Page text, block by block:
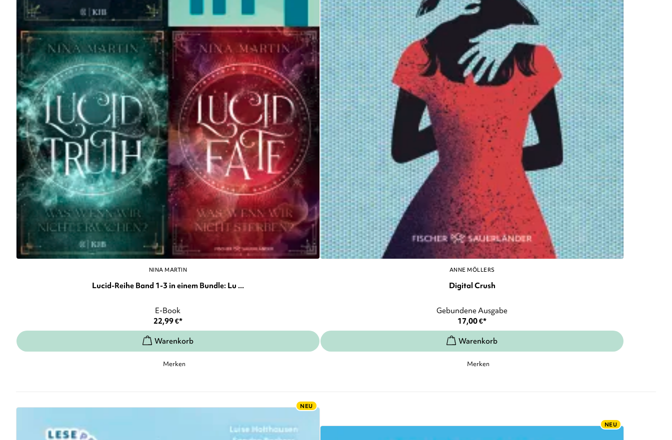
NINA MARTIN
Lucid-Reihe Band 1-3 in einem Bundle: Lu ...
E-Book
22,99€*
Merken
ANNE MÖLLERS
Digital Crush
Gebundene Ausgabe
17,00€*
Merken
NEU
NEU